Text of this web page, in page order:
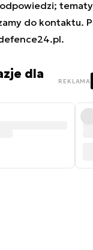
do kontaktu.
.
dla
REKLAMA